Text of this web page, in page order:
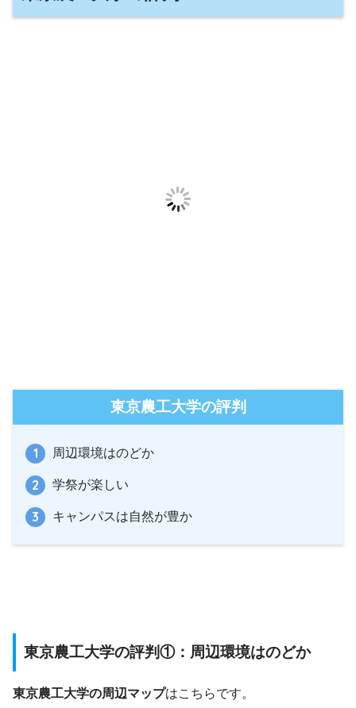
東京農工大学の評判
周辺環境はのどか
学祭が楽しい
キャンパスは自然が豊か
東京農工大学の評判①：周辺環境はのどか
東京農工大学の周辺マップはこちらです。